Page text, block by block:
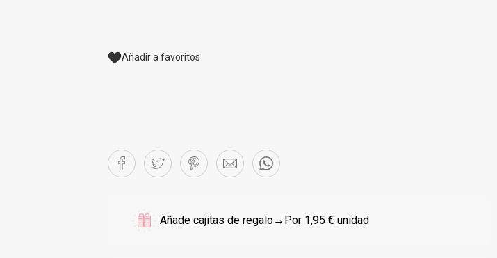
Añadir a favoritos
Añade cajitas de regalo→Por 1,95 € unidad